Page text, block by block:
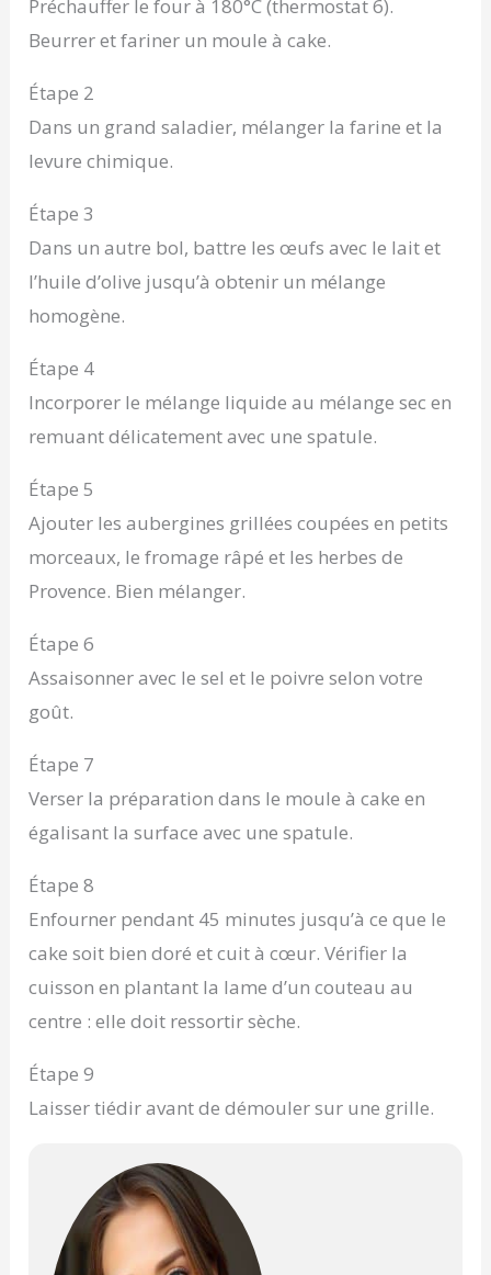
Préchauffer le four à 180°C (thermostat 6).
Beurrer et fariner un moule à cake.
Étape 2
Dans un grand saladier, mélanger la farine et la
levure chimique.
Étape 3
Dans un autre bol, battre les œufs avec le lait et
l’huile d’olive jusqu’à obtenir un mélange
homogène.
Étape 4
Incorporer le mélange liquide au mélange sec en
remuant délicatement avec une spatule.
Étape 5
Ajouter les aubergines grillées coupées en petits
morceaux, le fromage râpé et les herbes de
Provence. Bien mélanger.
Étape 6
Assaisonner avec le sel et le poivre selon votre
goût.
Étape 7
Verser la préparation dans le moule à cake en
égalisant la surface avec une spatule.
Étape 8
Enfourner pendant 45 minutes jusqu’à ce que le
cake soit bien doré et cuit à cœur. Vérifier la
cuisson en plantant la lame d’un couteau au
centre : elle doit ressortir sèche.
Étape 9
Laisser tiédir avant de démouler sur une grille.